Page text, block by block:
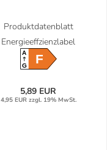
Produktdatenblatt
Energieeffzienzlabel
A
GF
5,89 EUR
4,95 EUR zzgl. 19% MwSt.